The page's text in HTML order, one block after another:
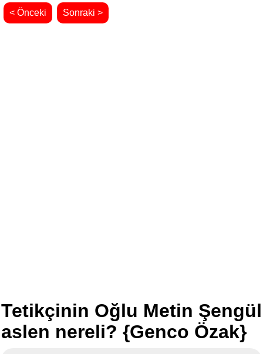
< Önceki Sonraki >
Tetikçinin Oğlu Metin Şengül
aslen nereli? {Genco Özak}